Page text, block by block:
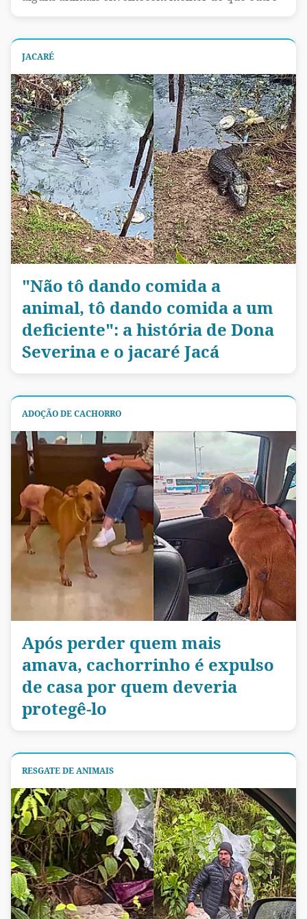
JACARÉ
"Não tô dando comida a
animal, tô dando comida a um
deficiente": a história de Dona
Severina e o jacaré Jacá
ADOÇÃO DE CACHORRO
Após perder quem mais
amava, cachorrinho é expulso
de casa por quem deveria
protegê-lo
RESGATE DE ANIMAIS